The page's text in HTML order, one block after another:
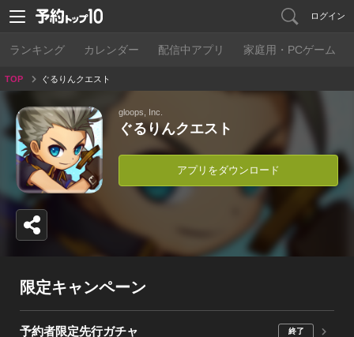
ログイン
ランキング カレンダー 配信中アプリ 家庭用・PCゲーム
TOP ぐるりんクエスト
gloops, Inc.
ぐるりんクエスト
アプリをダウンロード
限定キャンペーン
予約者限定先行ガチャ 終了